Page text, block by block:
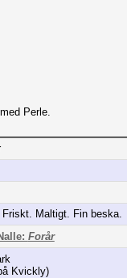
Perle.
Maltigt. Fin beska.
Forår
Kvickly)